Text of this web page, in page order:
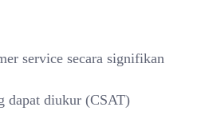
service secara signifikan
dapat diukur (CSAT)